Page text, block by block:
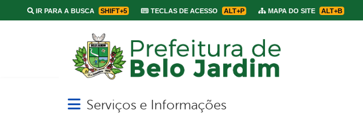
IR PARA A BUSCA SHIFT+5 TECLAS DE ACESSO ALT+P MAPA DO SITE ALT+B
Abrir menu principal de navegação
Serviços e Informações